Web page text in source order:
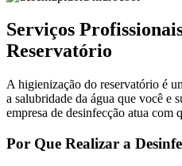
Serviços
Reservatório
A higienização do reservatório é
a salubridade da água que você e
empresa de desinfecção atua com
Por Que Realizar a